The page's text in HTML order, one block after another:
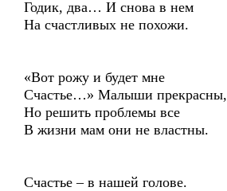
Годик, два… И снова в нем
На счастливых не похожи.
«Вот рожу и будет мне
Счастье…» Малыши прекрасны,
Но решить проблемы все
В жизни мам они не властны.
Счастье – в нашей голове.